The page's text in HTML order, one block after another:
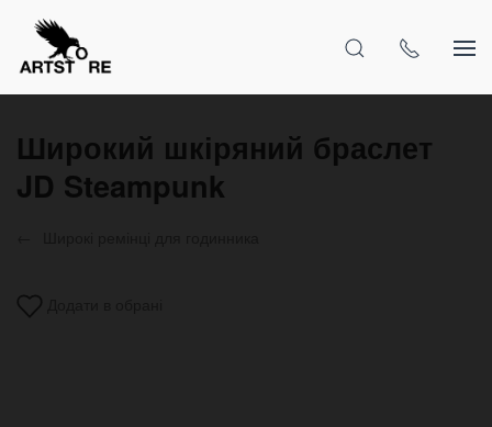
Широкий шкіряний браслет
JD Steampunk